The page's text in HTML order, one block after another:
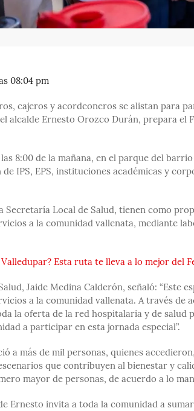
08:04 pm
cajeros y acordeoneros se alistan para
alcalde Ernesto Orozco Durán, prepara el
8:00 de la mañana, en el parque del
IPS, EPS, instituciones académicas y
Secretaría Local de Salud, tienen como
a la comunidad vallenata, mediante
Esta ruta te lleva a lo mejor del
Jaide Medina Calderón, señaló: “Este
a la comunidad vallenata. A través de
la oferta de la red hospitalaria y de salud
a participar en esta jornada especial”.
a más de mil personas, quienes
que contribuyen al bienestar y
mayor de personas, de acuerdo a lo
Ernesto invita a toda la comunidad a